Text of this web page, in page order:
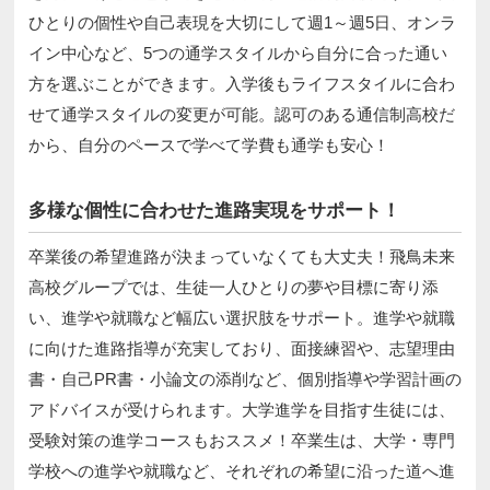
ひとりの個性や自己表現を大切にして週1～週5日、オンラ
イン中心など、5つの通学スタイルから自分に合った通い
方を選ぶことができます。入学後もライフスタイルに合わ
せて通学スタイルの変更が可能。認可のある通信制高校だ
から、自分のペースで学べて学費も通学も安心！
多様な個性に合わせた進路実現をサポート！
卒業後の希望進路が決まっていなくても大丈夫！飛鳥未来
高校グループでは、生徒一人ひとりの夢や目標に寄り添
い、進学や就職など幅広い選択肢をサポート。進学や就職
に向けた進路指導が充実しており、面接練習や、志望理由
書・自己PR書・小論文の添削など、個別指導や学習計画の
アドバイスが受けられます。大学進学を目指す生徒には、
受験対策の進学コースもおススメ！卒業生は、大学・専門
学校への進学や就職など、それぞれの希望に沿った道へ進